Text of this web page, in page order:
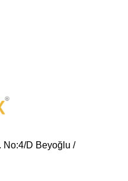
No:4/D Beyoğlu /